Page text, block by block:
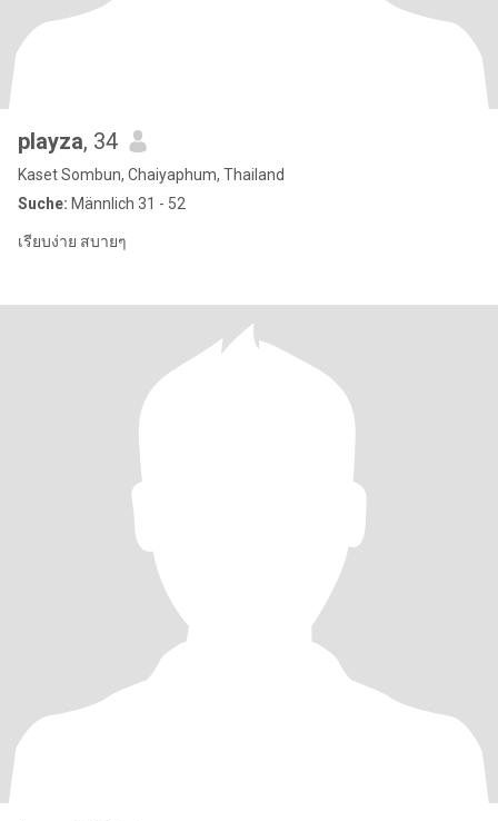
playza, 34
Kaset Sombun, Chaiyaphum, Thailand
Suche: Männlich 31 - 52
เรียบง่าย สบายๆ